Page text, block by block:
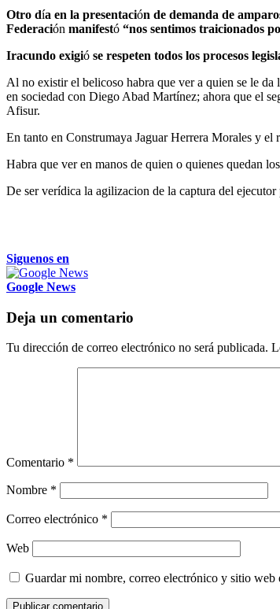
Otro día en la presentación de demanda de
Federación manifestó “nos sentimos traicionados
Iracundo exigió se respeten todos los procesos
Al no existir el belicoso habra que ver a quien se le da
en sociedad con Diego Abad Martínez; ahora que el
Afisur.
En tanto en Construmaya Jaguar Herrera Morales y
Habra que ver en manos de quien o quienes quedan
De ser verídica la agilizacion de la captura del
Siguenos en
Google News
Deja un comentario
Tu dirección de correo electrónico no será publicada.
Comentario *
Nombre *
Correo electrónico *
Web
Guardar mi nombre, correo electrónico y sitio web